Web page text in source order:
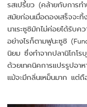
รสเปรี้ยว (คล้ายกับการท
สมัยก่อนเมื่อดองเสร็จจะ
นาเระซูชิมักไม่ค่อยได้รับค
อย่างไรก็ตามฟูนะซูชิ
นิยม ซึ่งทำจากปลานิโกโร
ด้วยเทคนิคการแปรรูปอา
แม้จะมีกลิ่นเหม็นมาก แต่ถื